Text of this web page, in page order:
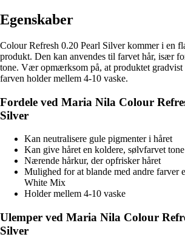
Egenskaber
Colour Refresh 0.20 Pearl Silver kommer i en
produkt. Den kan anvendes til farvet hår, især
tone. Vær opmærksom på, at produktet gradvist
farven holder mellem 4-10 vaske.
Fordele ved Maria Nila Colour
Silver
Kan neutralisere gule pigmenter i håret
Kan give håret en koldere, sølvfarvet tone
Nærende hårkur, der opfrisker håret
Mulighed for at blande med andre farver
White Mix
Holder mellem 4-10 vaske
Ulemper ved Maria Nila Colour
Silver